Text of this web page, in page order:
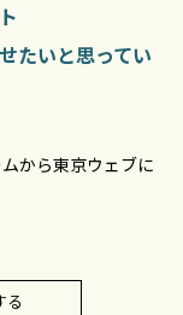
たいと思ってい
から東京ウェブに
る